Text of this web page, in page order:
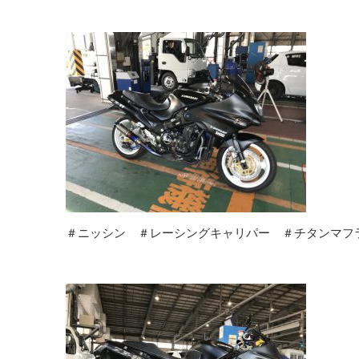
＃ニッシン ＃レーシングキャリパー ＃チタンマフ